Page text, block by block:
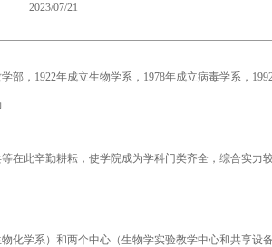
2023/07/21
，1922年成立生物学系，1978年成立病毒学系，
此辛勤耕耘，使学院成为学科门类齐全，综合实力
学系）和两个中心（生物学实验教学中心和共享